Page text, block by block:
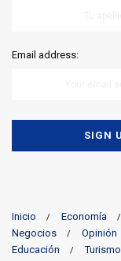
Email address:
Inicio Economía
Negocios
Opinión
Educación
Turismo